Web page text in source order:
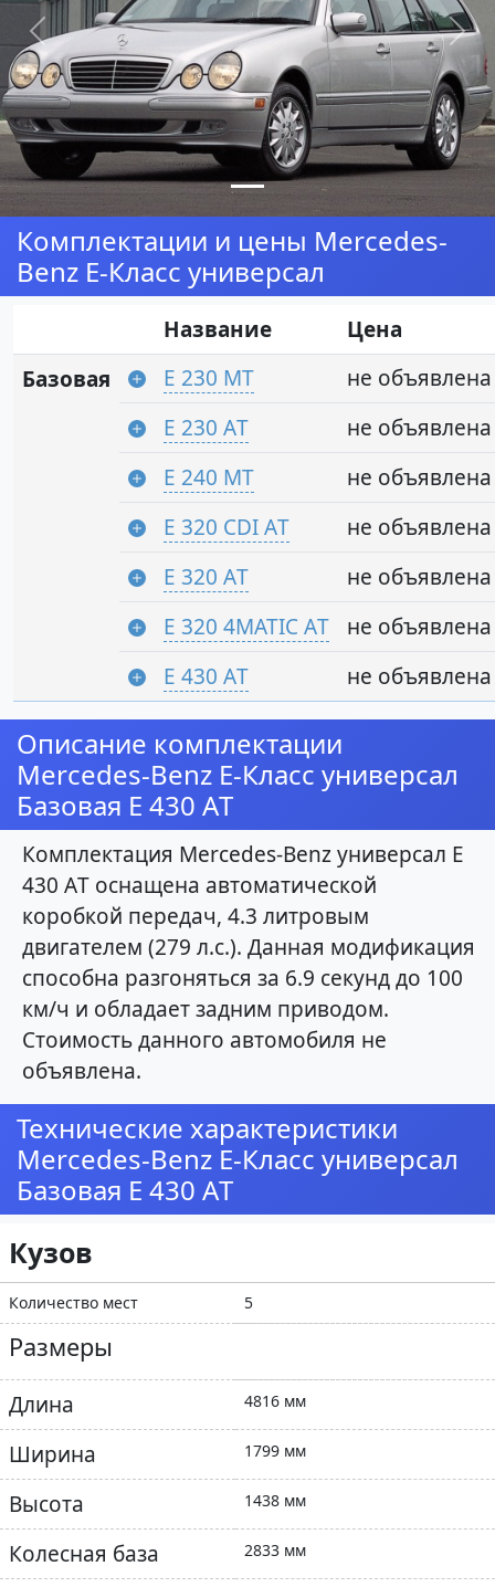
Предыдущая
Комплектации и цены Mercedes-
Benz E-Класс универсал
Название
Цена
Базовая
E 230 MT
не объявлена
E 230 АT
не объявлена
E 240 MT
не объявлена
E 320 CDI АT
не объявлена
E 320 АT
не объявлена
E 320 4MATIC АT
не объявлена
E 430 АT
не объявлена
Описание комплектации
Mercedes-Benz E-Класс универсал
Базовая E 430 АT
Комплектация Mercedes-Benz универсал E
430 АT оснащена автоматической
коробкой передач, 4.3 литровым
двигателем (279 л.с.). Данная модификация
способна разгоняться за 6.9 секунд до 100
км/ч и обладает задним приводом.
Стоимость данного автомобиля не
объявлена.
Технические характеристики
Mercedes-Benz E-Класс универсал
Базовая E 430 АT
Кузов
Количество мест 5
Размеры
Длина 4816 мм
Ширина 1799 мм
Высота 1438 мм
Колесная база 2833 мм